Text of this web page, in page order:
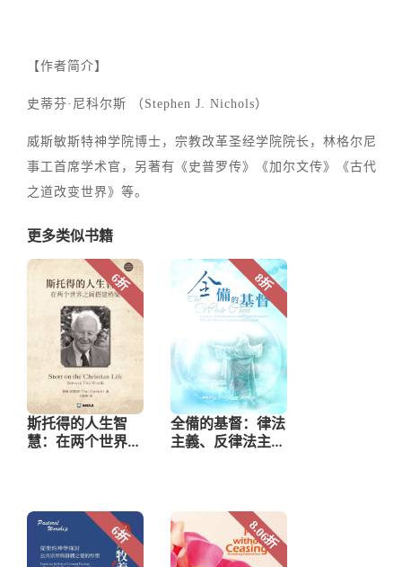
【作者简介】
史蒂芬·尼科尔斯 （Stephen J. Nichols）
威斯敏斯特神学院博士，宗教改革圣经学院院长，林格尔尼
事工首席学术官，另著有《史普罗传》《加尔文传》《古代
之道改变世界》等。
更多类似书籍